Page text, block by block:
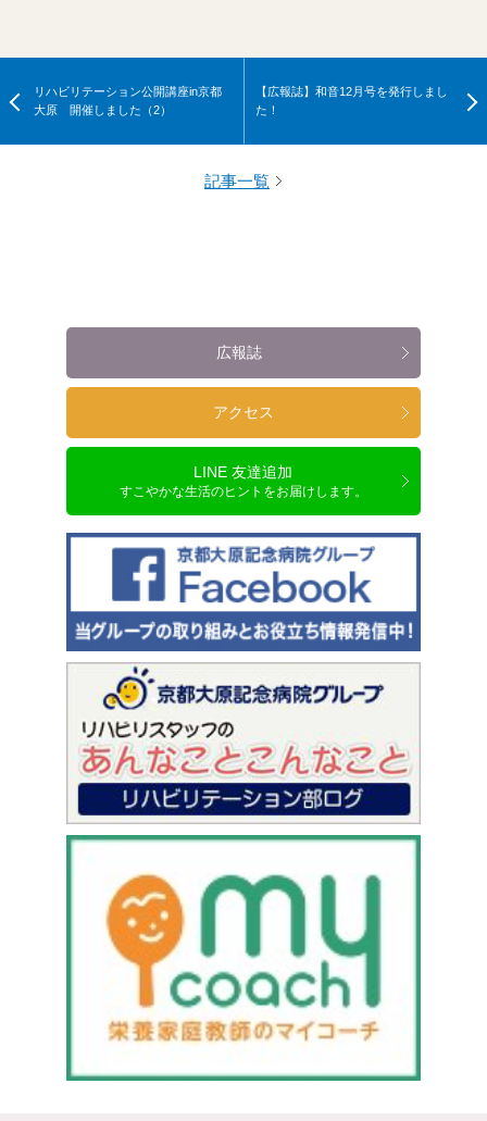
リハビリテーション公開講座in京都
大原 開催しました（2）
【広報誌】和音12月号を発行しまし
た！
記事一覧
広報誌
アクセス
LINE 友達追加
すこやかな生活のヒントをお届けします。